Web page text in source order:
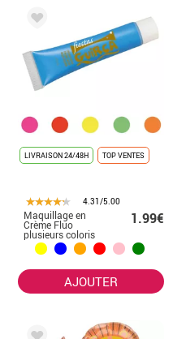
LIVRAISON 24/48H TOP VENTES
4.31/5.00
Maquillage en
Crème Fluo
plusieurs coloris
10 ML
1.99€
AJOUTER